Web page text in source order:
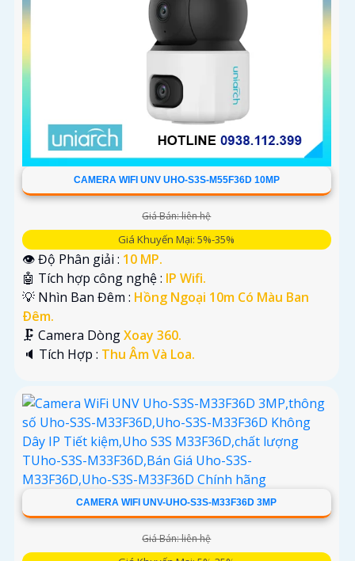
CAMERA WIFI UNV UHO-S3S-M55F36D 10MP
Giá Bán: liên hệ
Giá Khuyến Mại: 5%-35%
👁 Độ Phân giải : 10 MP.
🤖️ Tích hợp công nghệ : IP Wifi.
💡 Nhìn Ban Đêm : Hồng Ngoại 10m Có Màu Ban
Ðêm.
🗜️ Camera DòngXoay 360.
️🔈 Tích Hợp : Thu Âm Và Loa.
CAMERA WIFI UNV-UHO-S3S-M33F36D 3MP
Giá Bán: liên hệ